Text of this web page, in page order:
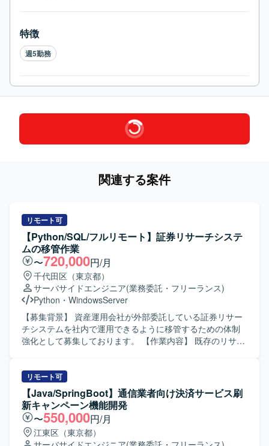
特徴
週5勤務
関連する案件
リモート可
【Python/SQL/フルリモート】証券リサーチシステ
ムの移管作業
〜720,000円/月
千代田区（東京都）
サーバサイドエンジニア(業務委託・フリーランス)
Python ・ WindowsServer
【募集背景】 資産運用会社が外部委託している証券リサー
チシステムを社内で運用できるように移管するための体制
強化として募集しております。 【作業内容】 既存のリサー
は、既存バッチのPythonへの書き換え、移行に伴うテスト
の実施、リリース作業および運用対応を行っていただきま
す。あわせて、必要に応じて新規バッチの設計・開発・テ
ストもご対応いただきます。 【求める人物像】 業務要件に
対して主体的かつ責任感を持って取り組んでいただける方
を求めております。適切なタイミングで進捗や成果、問題
リモート可
【Java/SpringBoot】通信業者向け決済サービス刷
新キャンペーン機能開発
〜550,000円/月
江東区（東京都）